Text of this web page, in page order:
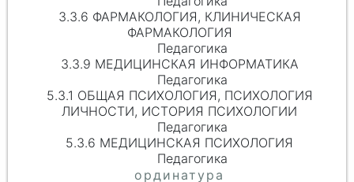
3.3.6 ФАРМАКОЛОГИЯ, КЛИНИЧЕСКАЯ
ФАРМАКОЛОГИЯ
Педагогика
3.3.9 МЕДИЦИНСКАЯ ИНФОРМАТИКА
Педагогика
5.3.1 ОБЩАЯ ПСИХОЛОГИЯ, ПСИХОЛОГИЯ
ЛИЧНОСТИ, ИСТОРИЯ ПСИХОЛОГИИ
Педагогика
5.3.6 МЕДИЦИНСКАЯ ПСИХОЛОГИЯ
Педагогика